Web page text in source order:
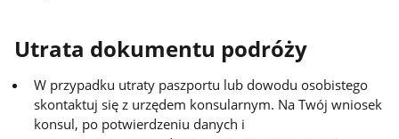
Utrata dokumentu podróży
W przypadku utraty paszportu lub dowodu osobistego
skontaktuj się z urzędem konsularnym. Na Twój wniosek
konsul, po potwierdzeniu danych i